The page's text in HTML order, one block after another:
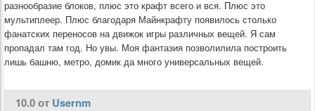
разнообразие блоков, плюс это крафт всего и вся. Плюс это
мультиплеер. Плюс благодаря Майнкрафту появилось столько
фанатских переносов на движок игры различных вещей. Я сам
пропадал там год. Но увы. Моя фантазия позволилила построить
лишь башню, метро, домик да много универсальных вещей.
10.0 от Usernm